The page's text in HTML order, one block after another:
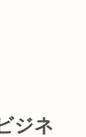
ジネ